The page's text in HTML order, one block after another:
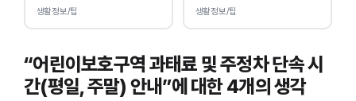
생활정보/팁
이 가능합니다.
생활정보/팁
“어린이보호구역 과태료 및 주정차 단속 시
간(평일, 주말) 안내”에 대한 4개의 생각